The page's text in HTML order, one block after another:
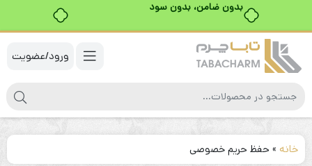
بدون ضامن، بدون سود
ورود/عضویت
خانه » حفظ حریم خصوصی